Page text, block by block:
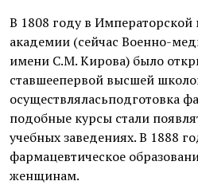
В 1808 году в
академии (сейчас Военно-
имени С.М. Кирова) было
ставшеепервой высшей
осуществляласьподготовка
подобные курсы стали
учебных заведениях. В 1888
фармацевтическое
женщинам.